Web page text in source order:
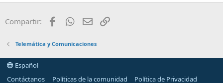
Gracias.
Compartir: FacebookWhatsApp
Email
Telemática y Comunicaciones
Español
Contáctanos
Políticas de la comunidad Política de Privacidad